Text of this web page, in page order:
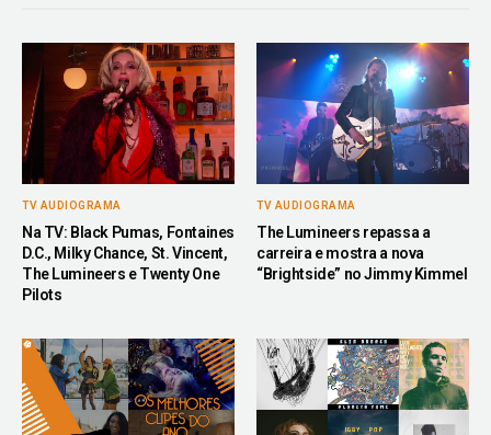
TV AUDIOGRAMA
Na TV: Black Pumas, Fontaines
D.C., Milky Chance, St. Vincent,
The Lumineers e Twenty One
Pilots
TV AUDIOGRAMA
The Lumineers repassa a
carreira e mostra a nova
“Brightside” no Jimmy Kimmel